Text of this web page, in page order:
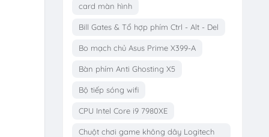
card màn hình
Bill Gates & Tổ hợp phím Ctrl - Alt - Del
Bo mạch chủ Asus Prime X399-A
Bàn phím Anti Ghosting X5
Bộ tiếp sóng wifi
CPU Intel Core i9 7980XE
Chuột chơi game không dây Logitech